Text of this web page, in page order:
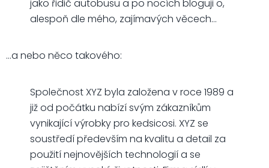
jako řidič autobusu a po nocích bloguji o,
alespoň dle mého, zajímavých věcech…
…a nebo něco takového:
Společnost XYZ byla založena v roce 1989 a
již od počátku nabízí svým zákazníkům
vynikající výrobky pro kedsicosi. XYZ se
soustředí především na kvalitu a detail za
použití nejnovějších technologií a se